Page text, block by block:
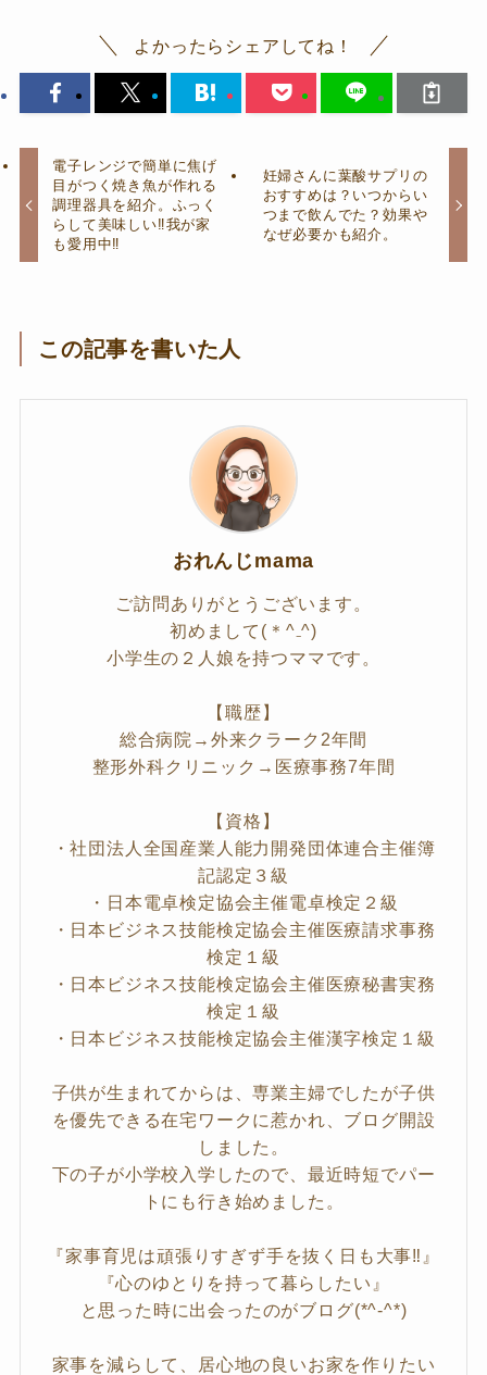
よかったらシェアしてね！
電子レンジで簡単に焦げ
目がつく焼き魚が作れる
調理器具を紹介。ふっく
らして美味しい‼我が家
も愛用中‼
妊婦さんに葉酸サプリの
おすすめは？いつからい
つまで飲んでた？効果や
なぜ必要かも紹介。
この記事を書いた人
おれんじmama
ご訪問ありがとうございます。
初めまして(＊^₋^)
小学生の２人娘を持つママです。
【職歴】
総合病院→外来クラーク2年間
整形外科クリニック→医療事務7年間
【資格】
・社団法人全国産業人能力開発団体連合主催簿
記認定３級
・日本電卓検定協会主催電卓検定２級
・日本ビジネス技能検定協会主催医療請求事務
検定１級
・日本ビジネス技能検定協会主催医療秘書実務
検定１級
・日本ビジネス技能検定協会主催漢字検定１級
子供が生まれてからは、専業主婦でしたが子供
を優先できる在宅ワークに惹かれ、ブログ開設
しました。
下の子が小学校入学したので、最近時短でパー
トにも行き始めました。
『家事育児は頑張りすぎず手を抜く日も大事‼』
『心のゆとりを持って暮らしたい』
と思った時に出会ったのがブログ(*^-^*)
家事を減らして、居心地の良いお家を作りたい